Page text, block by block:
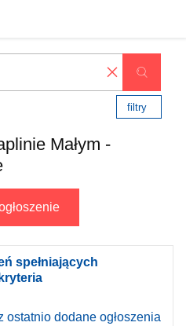
✖
filtry
Małym -
spełniających
ostatnio dodane ogłoszenia